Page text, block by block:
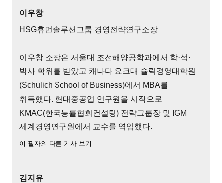
이우창
HSG휴먼솔루션그룹 경영전략연구소장
이우창 소장은 서울대 조선해양공학과에서 학·석·
박사 학위를 받았고 캐나다 요크대 슐릭경영대학원
(Schulich School of Business)에서 MBA를
취득했다. 현대중공업 연구원을 시작으로
KMAC(한국능률협회컨설팅) 전략그룹장 및 IGM
세계경영연구원에서 교수를 역임했다.
이 필자의 다른 기사 보기
김지유